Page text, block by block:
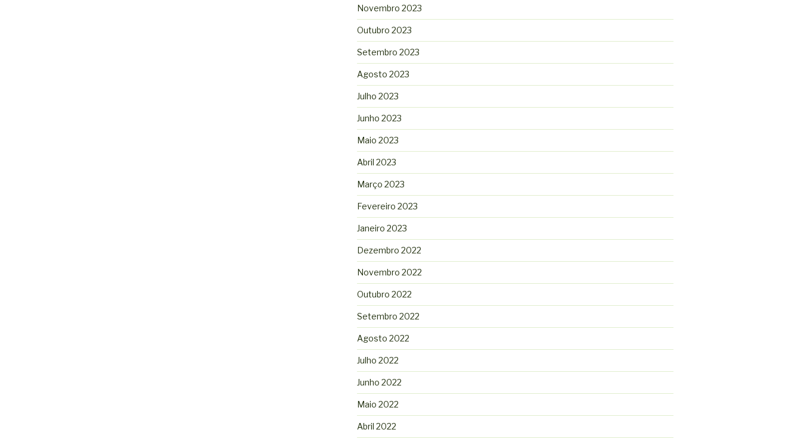
Novembro 2023
Outubro 2023
Setembro 2023
Agosto 2023
Julho 2023
Junho 2023
Maio 2023
Abril 2023
Março 2023
Fevereiro 2023
Janeiro 2023
Dezembro 2022
Novembro 2022
Outubro 2022
Setembro 2022
Agosto 2022
Julho 2022
Junho 2022
Maio 2022
Abril 2022